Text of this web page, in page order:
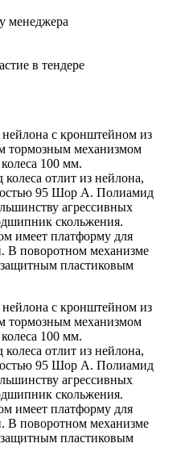
менеджера
в тендере
нейлона с кронштейном из
тормозным механизмом
100 мм.
отлит из нейлона,
95 Шор А. Полиамид
агрессивных
скольжения.
имеет платформу для
В поворотном механизме
пластиковым
нейлона с кронштейном из
тормозным механизмом
100 мм.
отлит из нейлона,
95 Шор А. Полиамид
агрессивных
скольжения.
имеет платформу для
В поворотном механизме
пластиковым